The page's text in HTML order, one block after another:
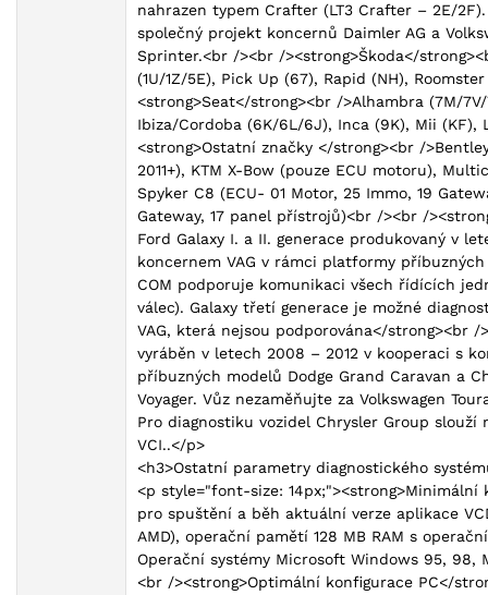
nahrazen typem Crafter (LT3 Crafter – 2E/
společný projekt koncernů Daimler AG a
Sprinter.<br /><br /><strong>Škoda</
(1U/1Z/5E), Pick Up (67), Rapid (NH),
<strong>Seat</strong><br />Alhambra (7M/
Ibiza/Cordoba (6K/6L/6J), Inca (9K), Mii (KF),
<strong>Ostatní značky </strong><br /
2011+), KTM X-Bow (pouze ECU motoru),
Spyker C8 (ECU- 01 Motor, 25 Immo, 19
Gateway, 17 panel přístrojů)<br /><br /
Ford Galaxy I. a II. generace produkovaný v
koncernem VAG v rámci platformy
COM podporuje komunikaci všech řídících
válec). Galaxy třetí generace je možné
VAG, která nejsou podporována</strong><br
vyráběn v letech 2008 – 2012 v kooperaci s
příbuzných modelů Dodge Grand Caravan a
Voyager. Vůz nezaměňujte za Volkswagen
Pro diagnostiku vozidel Chrysler Group
VCI..</p>
<h3>Ostatní parametry diagnostického
<p style="font-size:
pro spuštění a běh aktuální verze aplikace
AMD), operační pamětí 128 MB RAM s
Operační systémy Microsoft Windows 95, 98,
<br /><strong>Optimální konfigurace PC</